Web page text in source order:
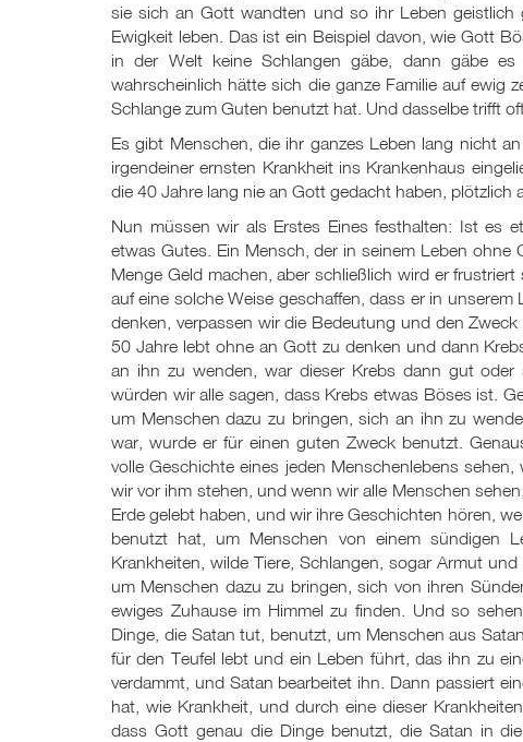
sie sich an Gott wandten und so ihr Leben
Ewigkeit leben. Das ist ein Beispiel davon, wie Gott
in der Welt keine Schlangen gäbe, dann gäbe
wahrscheinlich hätte sich die ganze Familie auf
Schlange zum Guten benutzt hat. Und dasselbe trifft
Es gibt Menschen, die ihr ganzes Leben lang nicht
irgendeiner ernsten Krankheit ins Krankenhaus
die 40 Jahre lang nie an Gott gedacht haben, plötzlich
Nun müssen wir als Erstes Eines festhalten: Ist es
etwas Gutes. Ein Mensch, der in seinem Leben
Menge Geld machen, aber schließlich wird er
auf eine solche Weise geschaffen, dass er in
denken, verpassen wir die Bedeutung und den
50 Jahre lebt ohne an Gott zu denken und dann
an ihn zu wenden, war dieser Krebs dann gut
würden wir alle sagen, dass Krebs etwas Böses ist.
um Menschen dazu zu bringen, sich an ihn zu
war, wurde er für einen guten Zweck benutzt.
volle Geschichte eines jeden Menschenlebens
wir vor ihm stehen, und wenn wir alle Menschen
Erde gelebt haben, und wir ihre Geschichten hören,
benutzt hat, um Menschen von einem sündigen
Krankheiten, wilde Tiere, Schlangen, sogar Armut
um Menschen dazu zu bringen, sich von ihren
ewiges Zuhause im Himmel zu finden. Und so
Dinge, die Satan tut, benutzt, um Menschen aus
für den Teufel lebt und ein Leben führt, das ihn zu
verdammt, und Satan bearbeitet ihn. Dann passiert
hat, wie Krankheit, und durch eine dieser
dass Gott genau die Dinge benutzt, die Satan in